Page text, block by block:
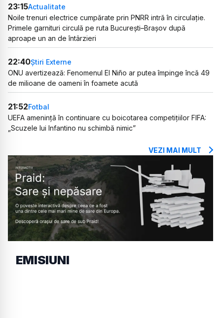
23:15Actualitate
Noile trenuri electrice cumpărate prin PNRR intră în circulație.
Primele garnituri circulă pe ruta București–Brașov după
aproape un an de întârzieri
22:40Știri Externe
ONU avertizează: Fenomenul El Niño ar putea împinge încă 49
de milioane de oameni în foamete acută
21:52Fotbal
UEFA amenință în continuare cu boicotarea competițiilor FIFA:
„Scuzele lui Infantino nu schimbă nimic”
VEZI MAI MULT
EMISIUNI